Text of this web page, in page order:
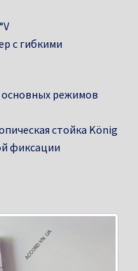
с гибкими
режимов
стойка König
фиксации